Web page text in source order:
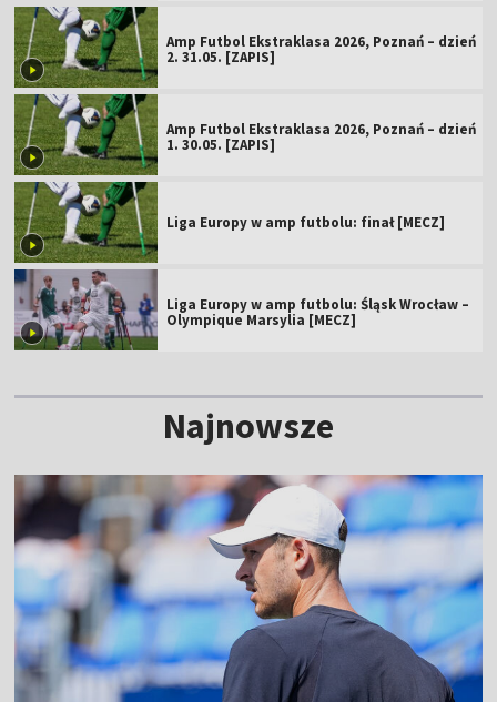
Amp Futbol Ekstraklasa 2026, Poznań – dzień
2. 31.05. [ZAPIS]
Amp Futbol Ekstraklasa 2026, Poznań – dzień
1. 30.05. [ZAPIS]
Liga Europy w amp futbolu: finał [MECZ]
Liga Europy w amp futbolu: Śląsk Wrocław –
Olympique Marsylia [MECZ]
Najnowsze